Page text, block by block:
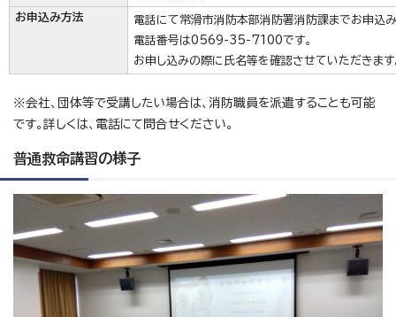
お申込み方法
電話にて常滑市消防本部消防署消防課までお申込み
電話番号は0569-35-7100です。
お申し込みの際に氏名等を確認させていただきます
※会社、団体等で受講したい場合は、消防職員を派遣することも可能
です。詳しくは、電話にて問合せください。
普通救命講習の様子